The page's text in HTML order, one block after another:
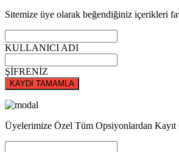
Sitemize üye olarak beğendiğiniz içerikleri
KULLANICI ADI
ŞİFRENİZ
KAYDI TAMAMLA
Üyelerimize Özel Tüm Opsiyonlardan